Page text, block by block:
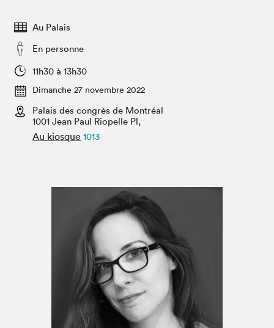
Espace médias
Espace exposant⋅e⋅s
Espace enseignant·e·s
Espace pro
Nous connaître
Projets partenaires 2022
Archives
Au Palais
En personne
11h30 à 13h30
Dimanche 27 novembre 2022
Palais des congrès de Montréal
1001 Jean Paul Riopelle Pl,
Au kiosque 1013